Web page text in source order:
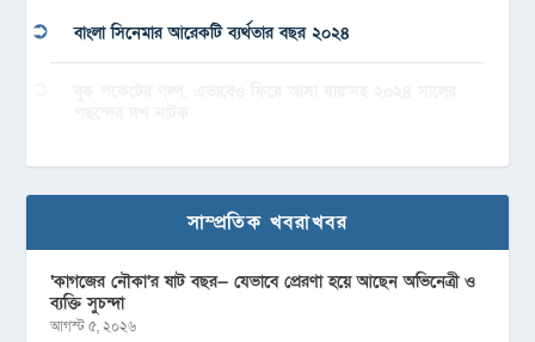
বাংলা সিনেমার আরেকটি ব্যর্থতার বছর ২০২৪
সাম্প্রতিক খবরাখবর
‘কাগজের নৌকা’র ষাট বছর— যেভাবে প্রেরণা হয়ে আছেন অভিনেত্রী ও
ব্যক্তি সুচন্দা
আগস্ট ৫, ২০২৬